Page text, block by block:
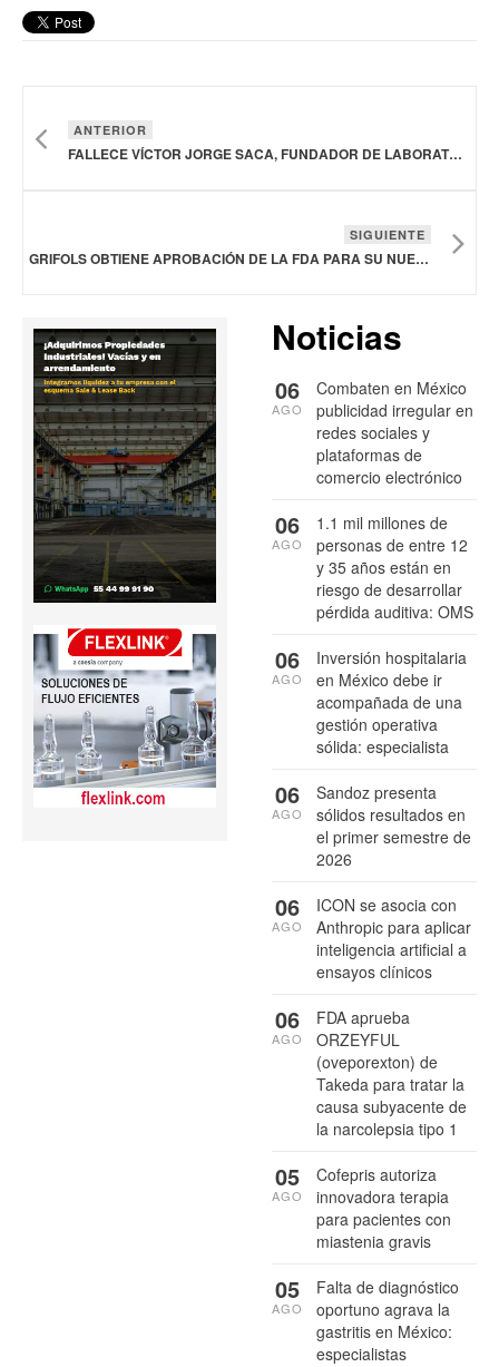
ANTERIOR
FALLECE VÍCTOR JORGE SACA, FUNDADOR DE LABORATORIOS VIJOSA
SIGUIENTE
GRIFOLS OBTIENE APROBACIÓN DE LA FDA PARA SU NUEVO CONCENTRADO DE FIBRINÓGENO
Noticias
Combaten en México
publicidad irregular en
redes sociales y
plataformas de
comercio electrónico
06
AGO
1.1 mil millones de
personas de entre 12
y 35 años están en
riesgo de desarrollar
pérdida auditiva: OMS
06
AGO
Inversión hospitalaria
en México debe ir
acompañada de una
gestión operativa
sólida: especialista
06
AGO
Sandoz presenta
sólidos resultados en
el primer semestre de
2026
06
AGO
ICON se asocia con
Anthropic para aplicar
inteligencia artificial a
ensayos clínicos
06
AGO
FDA aprueba
ORZEYFUL
(oveporexton) de
Takeda para tratar la
causa subyacente de
la narcolepsia tipo 1
06
AGO
Cofepris autoriza
innovadora terapia
para pacientes con
miastenia gravis
05
AGO
Falta de diagnóstico
oportuno agrava la
gastritis en México:
especialistas
05
AGO